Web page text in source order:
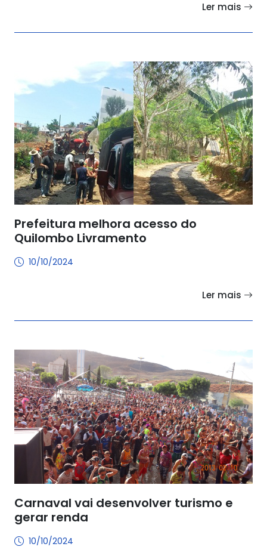
Ler mais
Prefeitura melhora acesso do
Quilombo Livramento
10/10/2024
Ler mais
Carnaval vai desenvolver turismo e
gerar renda
10/10/2024